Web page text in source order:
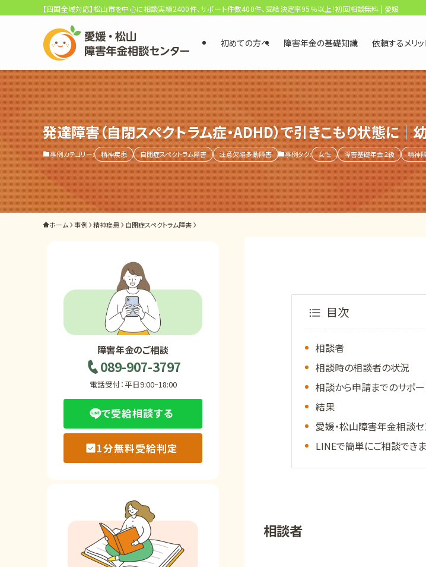
選ばれる3つの理由
初回相談料0円・受給後報酬型
サポート料金について
県内 No.1 の豊富な知識と経験
ご相談事例をみる
外出困難でもOK
障害年金の基礎知識
障害年金の金額
Q&A・相談事例
【四国全域対応】松山市を中心に相談実績2400件、サポート件数400件、受給決定率95％以上！初回相談無料 | 愛媛・松山障
初めての方へ 障害年金の基礎知識 依頼するメリッ
発達障害（自閉スペクトラム症・ADHD）で引きこもり状態に
事例カテゴリー: 精神疾患 自閉症スペクトラム障害 注意欠陥多動障害 事例タグ: 女性 障害基礎年金２級 精神
ホーム 事例 精神疾患 自閉症スペクトラム障害
目次
相談者
相談時の相談者の状況
相談から申請までのサポー
結果
愛媛・松山障害年金相談
LINEで簡単にご相談できま
相談者
障害年金のご相談
089-907-3797
電話受付：平日9:00~18:00
で受給相談する
1分無料受給判定